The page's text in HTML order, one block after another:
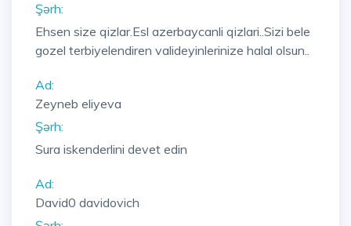
Şərh:
Ehsen size qizlar.Esl azerbaycanli qizlari..Sizi bele
gozel terbiyelendiren valideyinlerinize halal olsun..
Ad:
Zeyneb eliyeva
Şərh:
Sura iskenderlini devet edin
Ad:
David0 davidovich